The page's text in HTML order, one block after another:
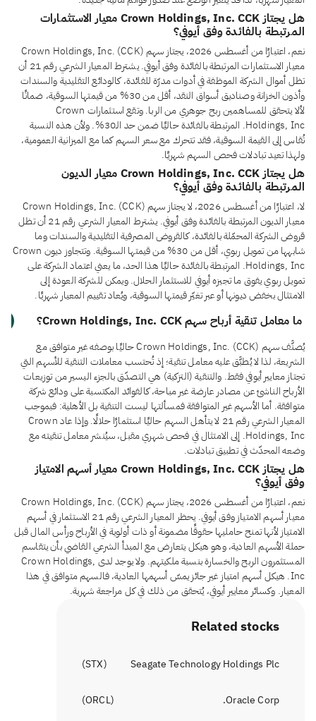
هل يجتاز Crown Holdings, Inc. CCK معيار الاستثمارات
المرتبطة بالفائدة وفق أيوفي؟
نعم، اعتبارًا من أغسطس 2026، يجتاز سهم Crown Holdings, Inc. (CCK)
معيار الاستثمارات المرتبطة بالفائدة وفق أيوفي. يشترط المعيار الشرعي رقم 21 أن
تظل أموال الشركة الموظفة في أدوات مدرّة للفائدة، كالودائع التقليدية والسندات
وأذون الخزانة وصناديق أسواق النقد، أقل من 30% من قيمتها السوقية، ضمانًا
لألا يتحقق للمساهمين ربح جوهري من الربا. وتقع استثمارات Crown
Holdings, Inc. المرتبطة بالفائدة حاليًا ضمن حد الـ30%. ولأن هذه النسبة
تُقاس إلى القيمة السوقية، فقد تتحرك مع سعر السهم كما مع الميزانية العمومية،
ولهذا تعيد تبادلات فحص السهم شهريًا.
هل يجتاز Crown Holdings, Inc. CCK معيار الديون
المرتبطة بالفائدة وفق أيوفي؟
لا، اعتبارًا من أغسطس 2026، لا يجتاز سهم Crown Holdings, Inc. (CCK)
معيار الديون المرتبطة بالفائدة وفق أيوفي. يشترط المعيار الشرعي رقم 21 أن تظل
قروض الشركة المحمّلة بالفائدة، كالقروض المصرفية التقليدية والسندات وما
شابهها من تمويل ربوي، أقل من 30% من قيمتها السوقية. وتتجاوز ديون Crown
Holdings, Inc. المرتبطة بالفائدة حاليًا هذا الحد، ما يعني اعتماد الشركة على
تمويل ربوي يفوق ما تجيزه أيوفي للاستثمار الحلال. ويمكن للشركة العودة إلى
الامتثال بخفض ديونها أو عبر تغيّر قيمتها السوقية، ويُعاد تقييم المعيار شهريًا.
ما معامل تنقية أرباح سهم Crown Holdings, Inc. CCK؟
يُصنَّف سهم Crown Holdings, Inc. (CCK) حاليًا بوصفه غير متوافق مع
الشريعة، لذا لا يُطبَّق عليه معامل تنقية؛ إذ تُحتسب معاملات التنقية للأسهم التي
تجتاز معايير أيوفي فقط. والتنقية (التزكية) هي التصدّق بالجزء اليسير من توزيعات
الأرباح الناشئ عن مصادر عارضة غير مباحة، كالفوائد المكتسبة على ودائع شركة
متوافقة. أما الأسهم غير المتوافقة فمسألتها ليست التنقية بل الأهلية: فبموجب
المعيار الشرعي رقم 21 لا يتأهل السهم حاليًا استثمارًا حلالًا. وإذا عاد Crown
Holdings, Inc. إلى الامتثال في فحص شهري مقبل، سيُنشر معامل تنقيته مع
وضعه المحدّث في تطبيق تبادلات.
هل يجتاز Crown Holdings, Inc. CCK معيار أسهم الامتياز
وفق أيوفي؟
نعم، اعتبارًا من أغسطس 2026، يجتاز سهم Crown Holdings, Inc. (CCK)
معيار أسهم الامتياز وفق أيوفي. يحظر المعيار الشرعي رقم 21 الاستثمار في أسهم
الامتياز لأنها تمنح حامليها حقوقًا مضمونة أو ذات أولوية في الأرباح ورأس المال قبل
حملة الأسهم العادية، وهو هيكل يتعارض مع المبدأ الشرعي القاضي بأن يتقاسم
المستثمرون الربح والخسارة بنسبة ملكيتهم. ولا يوجد لدى Crown Holdings,
Inc. هيكل أسهم امتياز غير جائز يمسّ أسهمها العادية، فالسهم متوافق في هذا
المعيار. وكسائر معايير أيوفي، يُتحقق من ذلك في كل مراجعة شهرية.
Related stocks
Seagate Technology Holdings Plc
(
STX
)
Oracle Corp.
(
ORCL
)